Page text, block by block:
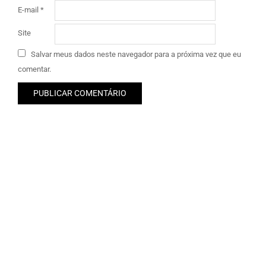
E-mail *
Site
Salvar meus dados neste navegador para a próxima vez que eu
comentar.